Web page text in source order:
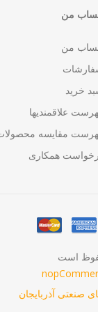
من
من
خرید
علاقمندیها
مقایسه
همکاری
است
صنعتی آذربایجان